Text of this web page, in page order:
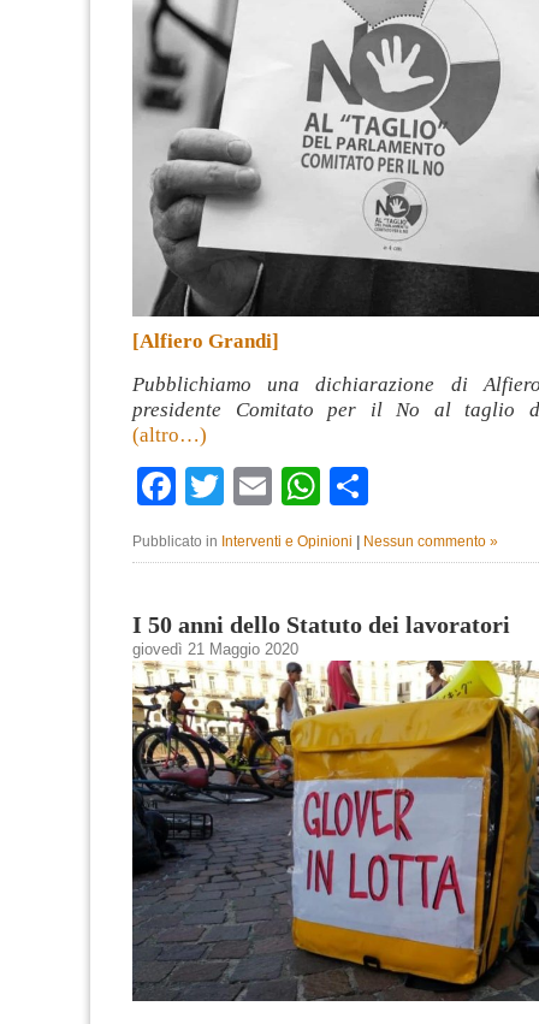
[Alfiero Grandi]
Pubblichiamo una dichiarazione di
presidente Comitato per il No al taglio
(altro…)
Facebook
TwitterEmailWhatsApp
Pubblicato in Interventi e Opinioni Nessun commento »
I 50 anni dello Statuto dei lavoratori
giovedì 21 Maggio 2020